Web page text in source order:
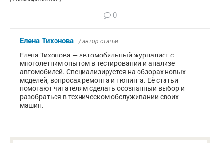
0
Елена Тихонова / автор статьи
Елена Тихонова — автомобильный журналист с
многолетним опытом в тестировании и анализе
автомобилей. Специализируется на обзорах новых
моделей, вопросах ремонта и тюнинга. Её статьи
помогают читателям сделать осознанный выбор и
разобраться в техническом обслуживании своих
машин.